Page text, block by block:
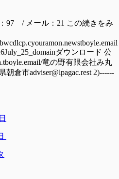
97 / メール：21 この続きをみ
ダウンロード 公
竜の野有限会社み丸
倉市adviser@lpagac.rest 2)------